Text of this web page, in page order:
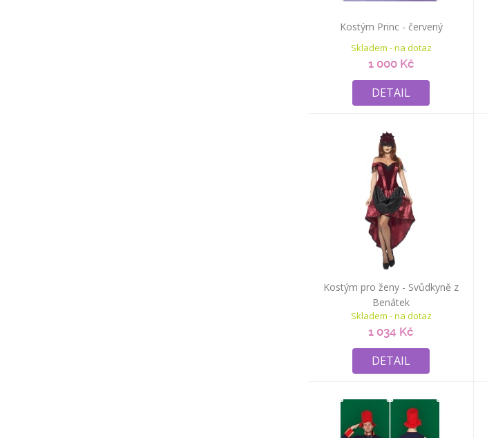
Kostým Princ - červený
Skladem - na dotaz
1 000 Kč
DETAIL
Kostým pro ženy - Svůdkyně z
Benátek
Skladem - na dotaz
1 034 Kč
DETAIL